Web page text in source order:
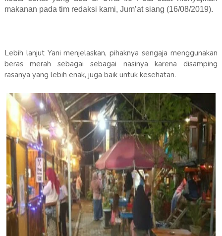
makanan pada tim redaksi kami, Jum’at siang (16/08/2019).
Lebih lanjut Yani menjelaskan, pihaknya sengaja menggunakan
beras merah sebagai sebagai nasinya karena disamping
rasanya yang lebih enak, juga baik untuk kesehatan.